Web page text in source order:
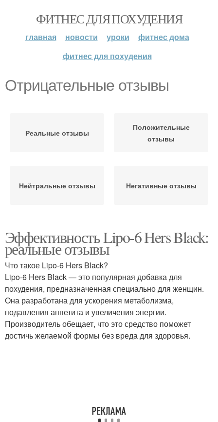
ФИТНЕС ДЛЯ ПОХУДЕНИЯ
главная новости уроки
фитнес дома
фитнес для похудения
Отрицательные отзывы
Реальные отзывы
Положительные
отзывы
Нейтральные отзывы Негативные отзывы
Эффективность Lipo-6 Hers Black:
реальные отзывы
Что такое Lipo-6 Hers Black?
Lipo-6 Hers Black — это популярная добавка для
похудения, предназначенная специально для женщин.
Она разработана для ускорения метаболизма,
подавления аппетита и увеличения энергии.
Производитель обещает, что это средство поможет
достичь желаемой формы без вреда для здоровья.